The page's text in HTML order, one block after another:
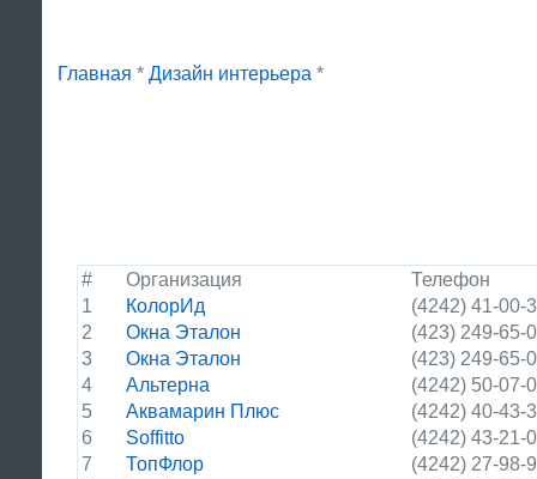
Главная * Дизайн интерьера *
# Организация
Телефон
1
КолорИд
(4242) 41-00-
2
Окна Эталон
(423) 249-65-
3
Окна Эталон
(423) 249-65-
4
Альтерна
(4242) 50-07-
5
Аквамарин Плюс
(4242) 40-43-
6
Soffitto
(4242) 43-21-
7
ТопФлор
(4242) 27-98-